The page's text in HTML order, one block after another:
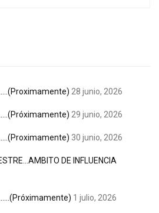
28 junio, 2026
29 junio, 2026
30 junio, 2026
DE INFLUENCIA
1 julio, 2026